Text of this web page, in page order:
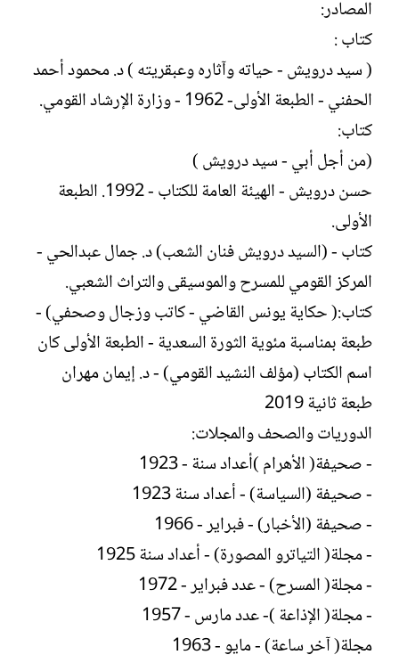
المصادر:
كتاب :
( سيد درويش - حياته وآثاره وعبقريته ) د. محمود أحمد
الحفني - الطبعة الأولى- 1962 - وزارة الإرشاد القومي.
كتاب:
(من أجل أبي - سيد درويش )
حسن درويش - الهيئة العامة للكتاب - 1992. الطبعة
الأولى.
كتاب - (السيد درويش فنان الشعب) د. جمال عبدالحي -
المركز القومي للمسرح والموسيقى والتراث الشعبي.
كتاب:( حكاية يونس القاضي - كاتب وزجال وصحفي) -
طبعة بمناسبة مئوية الثورة السعدية - الطبعة الأولى كان
اسم الكتاب (مؤلف النشيد القومي) - د. إيمان مهران
طبعة ثانية 2019
الدوريات والصحف والمجلات:
- صحيفة( الأهرام )أعداد سنة - 1923
- صحيفة (السياسة) - أعداد سنة 1923
- صحيفة (الأخبار) - فبراير - 1966
- مجلة( التياترو المصورة) - أعداد سنة 1925
- مجلة( المسرح) - عدد فبراير - 1972
- مجلة( الإذاعة )- عدد مارس - 1957
مجلة( آخر ساعة) - مايو - 1963